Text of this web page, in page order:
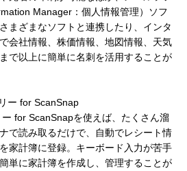
Manager：個人情報管理）ソフ
まざまなソフトと連携したり、インタ
会社情報、株価情報、地図情報、天気
で以上に簡単に名刺を活用することが
ー for ScanSnap
for ScanSnapを使えば、たくさん溜
で読み取るだけで、自動でレシート情
家計簿に登録。キーボード入力が苦手
単に家計簿を作成し、管理することが